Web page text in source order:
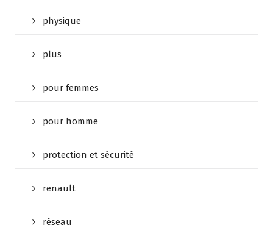
physique
plus
pour femmes
pour homme
protection et sécurité
renault
réseau